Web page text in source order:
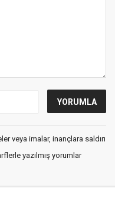
veya imalar, inançlara saldırı
yazılmış yorumlar